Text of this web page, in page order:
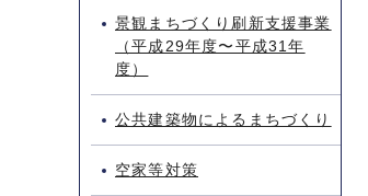
景観まちづくり刷新支援事業
（平成29年度〜平成31年
度）
公共建築物によるまちづくり
空家等対策